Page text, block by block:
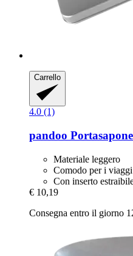
Carrello
4.0 (1)
pandoo
Materiale leggero
Comodo per i viaggi
Con inserto
€ 10,19
Consegna entro il giorno